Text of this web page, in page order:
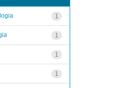
1
1
1
1